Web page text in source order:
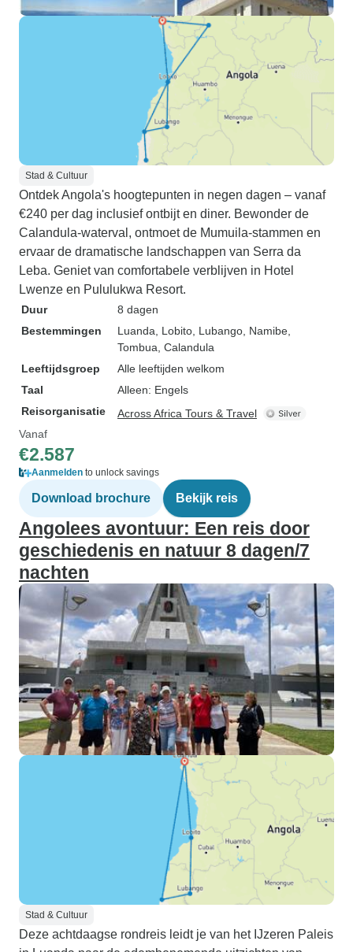
Stad & Cultuur
Ontdek Angola's hoogtepunten in negen dagen – vanaf
€240 per dag inclusief ontbijt en diner. Bewonder de
Calandula-waterval, ontmoet de Mumuila-stammen en
ervaar de dramatische landschappen van Serra da
Leba. Geniet van comfortabele verblijven in Hotel
Lwenze en Pululukwa Resort.
Duur
8 dagen
Bestemmingen
Luanda , Lobito , Lubango , Namibe
Tombua , Calandula
Leeftijdsgroep
Alle leeftijden welkom
Taal
Alleen: Engels
Reisorganisatie
Across Africa Tours & Travel
Vanaf
€2.587
Aanmelden to unlock savings
Download brochure Bekijk reis
Angolees avontuur: Een reis door
geschiedenis en natuur 8 dagen/7
nachten
Stad & Cultuur
Deze achtdaagse rondreis leidt je van het IJzeren Paleis